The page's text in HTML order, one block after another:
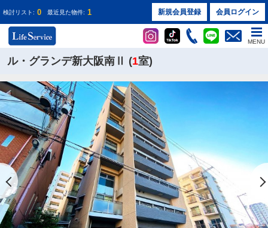
検討リスト: 0 最近見た物件: 1 新規会員登録 会員ログイン
MENU
ル・グランデ新大阪南Ⅱ (1室)